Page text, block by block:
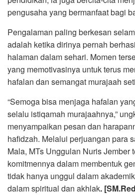
pengusaha yang bermanfaat bagi
Pengalaman paling berkesan
adalah ketika dirinya pernah
halaman dalam sehari. Momen
yang memotivasinya untuk terus
hafalan dan semangat murajaah
“Semoga bisa menjaga hafalan
selalu istiqamah murajaahnya,”
menyampaikan pesan dan
hafidzah. Melalui perjuangan para
Mala, MTs Unggulan Nuris Jember
komitmennya dalam membentuk
tidak hanya unggul dalam
dalam spiritual dan akhlak.